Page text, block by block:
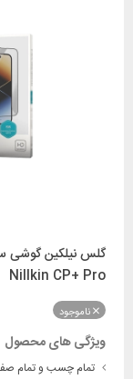
Nillkin CP+ Pro
ناموجود
ویژگی های محصول
تمام چسب و تمام